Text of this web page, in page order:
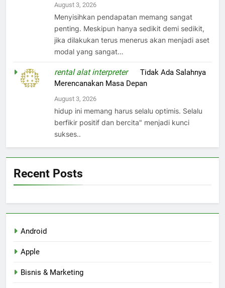
August 3, 2026
Menyisihkan pendapatan memang sangat
penting. Meskipun hanya sedikit demi sedikit,
jika dilakukan terus menerus akan menjadi aset
modal yang sangat…
rental alat interpreteronTidak Ada Salahnya
Merencanakan Masa Depan
August 3, 2026
hidup ini memang harus selalu optimis. Selalu
berfikir positif dan bercita" menjadi kunci
sukses..
Recent Posts
Android
Apple
Bisnis & Marketing